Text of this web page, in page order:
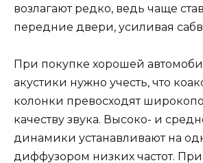
возлагают редко, ведь чаще
передние двери, усиливая
При покупке хорошей
акустики нужно учесть, что
колонки превосходят
качеству звука. Высоко- и
динамики устанавливают на
диффузором низких частот. При